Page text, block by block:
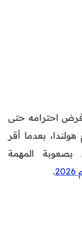
احترامه حتى
بعدما أقر
بصعوبة المهمة
.